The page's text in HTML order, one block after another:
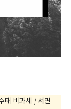
태 비과세 / 서면